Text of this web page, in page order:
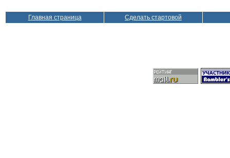
Главная страница Сделать стартовой